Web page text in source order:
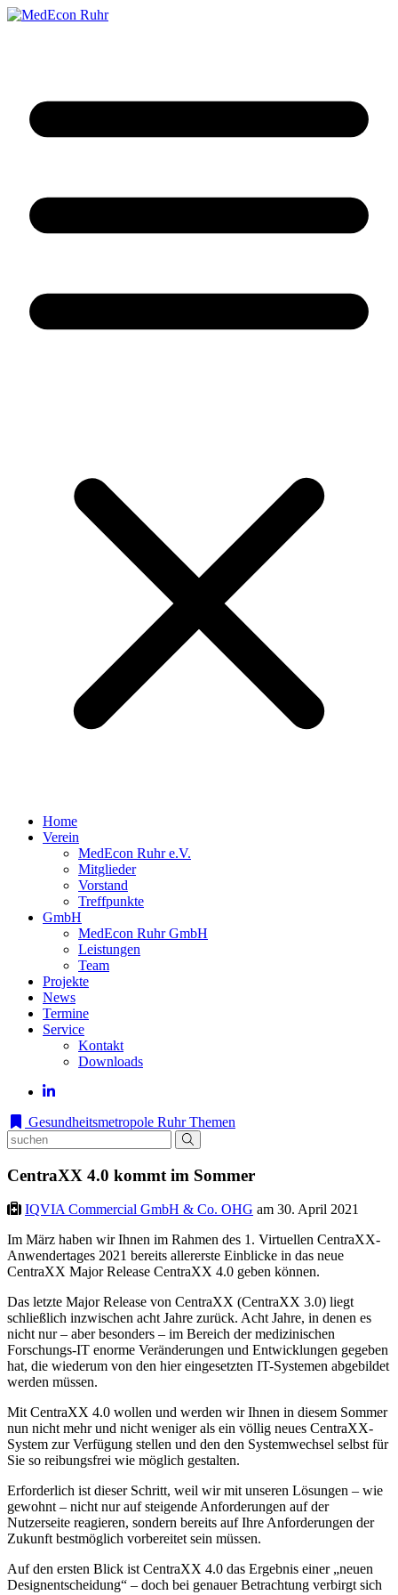
Home
Verein
MedEcon Ruhr e.V.
Mitglieder
Vorstand
Treffpunkte
GmbH
MedEcon Ruhr GmbH
Leistungen
Team
Projekte
News
Termine
Service
Kontakt
Downloads
Gesundheitsmetropole Ruhr Themen
CentraXX 4.0 kommt im Sommer
IQVIA Commercial GmbH & Co. OHG am 30. April 2021
Im März haben wir Ihnen im Rahmen des 1. Virtuellen CentraXX-
Anwendertages 2021 bereits allererste Einblicke in das neue
CentraXX Major Release CentraXX 4.0 geben können.
Das letzte Major Release von CentraXX (CentraXX 3.0) liegt
schließlich inzwischen acht Jahre zurück. Acht Jahre, in denen es
nicht nur – aber besonders – im Bereich der medizinischen
Forschungs-IT enorme Veränderungen und Entwicklungen gegeben
hat, die wiederum von den hier eingesetzten IT-Systemen abgebildet
werden müssen.
Mit CentraXX 4.0 wollen und werden wir Ihnen in diesem Sommer
nun nicht mehr und nicht weniger als ein völlig neues CentraXX-
System zur Verfügung stellen und den den Systemwechsel selbst für
Sie so reibungsfrei wie möglich gestalten.
Erforderlich ist dieser Schritt, weil wir mit unseren Lösungen – wie
gewohnt – nicht nur auf steigende Anforderungen auf der
Nutzerseite reagieren, sondern bereits auf Ihre Anforderungen der
Zukunft bestmöglich vorbereitet sein müssen.
Auf den ersten Blick ist CentraXX 4.0 das Ergebnis einer „neuen
Designentscheidung“ – doch bei genauer Betrachtung verbirgt sich